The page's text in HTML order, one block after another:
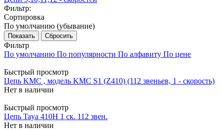
Фильтр:
Сортировка
По умолчанию (убывание)
Сбросить
Фильтр
По умолчанию По популярности По алфавиту По цене
Быстрый просмотр
Цепь KMC , модель KMC S1 (Z410) (112 звеньев, 1 - скорость)
Нет в наличии
Быстрый просмотр
Цепь Taya 410H 1 ск. 112 звен.
Нет в наличии